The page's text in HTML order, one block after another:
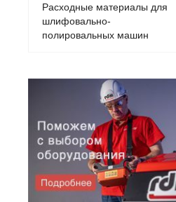
Расходные материалы для
шлифовально-
полировальных машин